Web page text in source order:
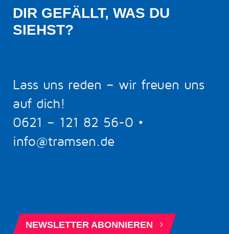
DIR GEFÄLLT, WAS DU
SIEHST?
Lass uns reden – wir freuen uns
auf dich!
0621 – 121 82 56-0 •
info@tramsen.de
NEWSLETTER ABONNIEREN 5